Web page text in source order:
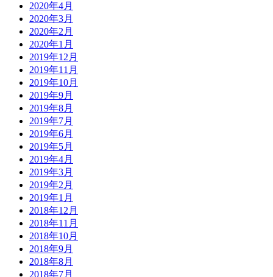
2020年4月
2020年3月
2020年2月
2020年1月
2019年12月
2019年11月
2019年10月
2019年9月
2019年8月
2019年7月
2019年6月
2019年5月
2019年4月
2019年3月
2019年2月
2019年1月
2018年12月
2018年11月
2018年10月
2018年9月
2018年8月
2018年7月